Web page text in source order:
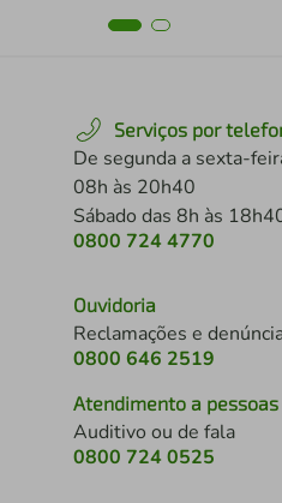
Serviços por
De segunda a sexta-
08h às 20h40
Sábado das 8h às
0800 724 4770
Ouvidoria
Reclamações e
0800 646 2519
Atendimento a
Auditivo ou de fala
0800 724 0525